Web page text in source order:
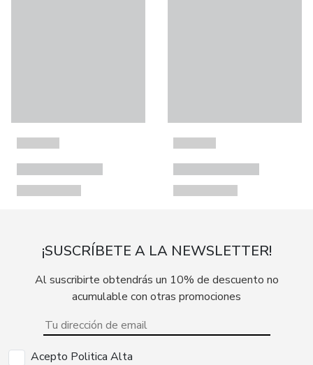
¡SUSCRÍBETE A LA NEWSLETTER!
Al suscribirte obtendrás un 10% de descuento no
acumulable con otras promociones
Acepto Politica Alta